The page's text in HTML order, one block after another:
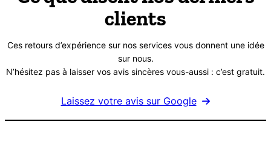
clients
Ces retours d’expérience sur nos services vous donnent une idée
sur nous.
N’hésitez pas à laisser vos avis sincères vous-aussi : c’est gratuit.
Laissez votre avis sur Google